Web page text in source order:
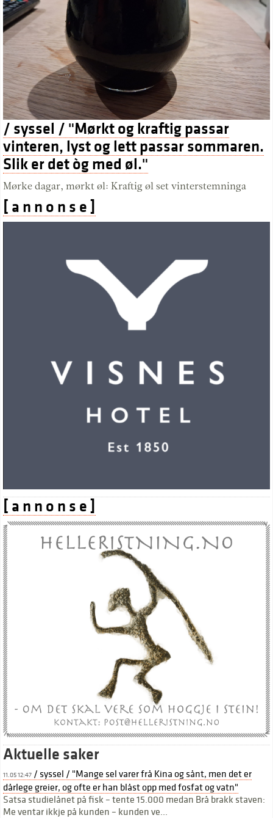
/ syssel / "Mørkt og kraftig passar
vinteren, lyst og lett passar sommaren.
Slik er det òg med øl."
Mørke dagar, mørkt øl: Kraftig øl set vinterstemninga
[ a n n o n s e ]
[ a n n o n s e ]
Aktuelle saker
11.05 12:47 / syssel / "Mange sel varer frå Kina og sånt, men det er
dårlege greier, og ofte er han blåst opp med fosfat og vatn"
Satsa studielånet på fisk – tente 15.000 medan Brå brakk staven:
Me ventar ikkje på kunden – kunden ve...